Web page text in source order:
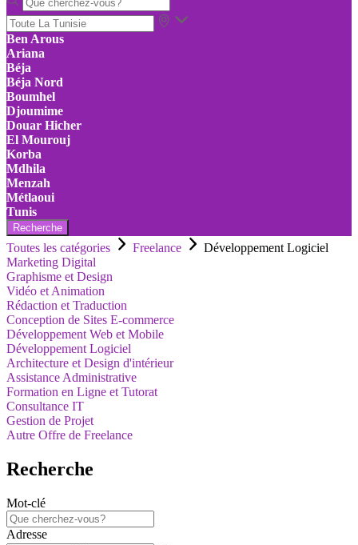
Ben Arous
Ariana
Béja
Béja Nord
Boumhel
Djoumime
Douar Hicher
El Mourouj
Korba
Mdhila
Menzah
Métlaoui
Tunis
Recherche
Toutes les catégories Freelance
Développement Logiciel
Marketing Digital
Graphisme et Design
Vidéo et Animation
Rédaction et Traduction
Conception de Sites E-commerce
Développement Web et Mobile
Développement Logiciel
Architecture et Design d'intérieur
Assistance Administrative
Formation en Ligne et Tutorat
Consultance IT
Gestion de Projet
Autre Offre de Freelance
Recherche
Mot-clé
Adresse